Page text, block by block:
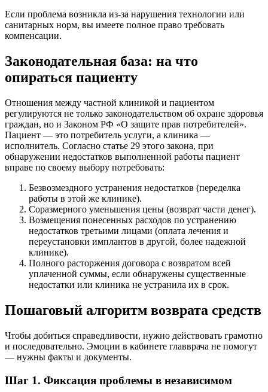
Если проблема возникла из-за нарушения технологии или
санитарных норм, вы имеете полное право требовать
компенсации.
Законодательная база: на что
опираться пациенту
Отношения между частной клиникой и пациентом
регулируются не только законодательством об охране здоровья
граждан, но и Законом РФ «О защите прав потребителей».
Пациент — это потребитель услуги, а клиника —
исполнитель. Согласно статье 29 этого закона, при
обнаружении недостатков выполненной работы пациент
вправе по своему выбору потребовать:
Безвозмездного устранения недостатков (переделка
работы в этой же клинике).
Соразмерного уменьшения цены (возврат части денег).
Возмещения понесенных расходов по устранению
недостатков третьими лицами (оплата лечения и
переустановки имплантов в другой, более надежной
клинике).
Полного расторжения договора с возвратом всей
уплаченной суммы, если обнаружены существенные
недостатки или клиника не устранила их в срок.
Пошаговый алгоритм возврата средств
Чтобы добиться справедливости, нужно действовать грамотно
и последовательно. Эмоции в кабинете главврача не помогут
— нужны факты и документы.
Шаг 1. Фиксация проблемы в независимом